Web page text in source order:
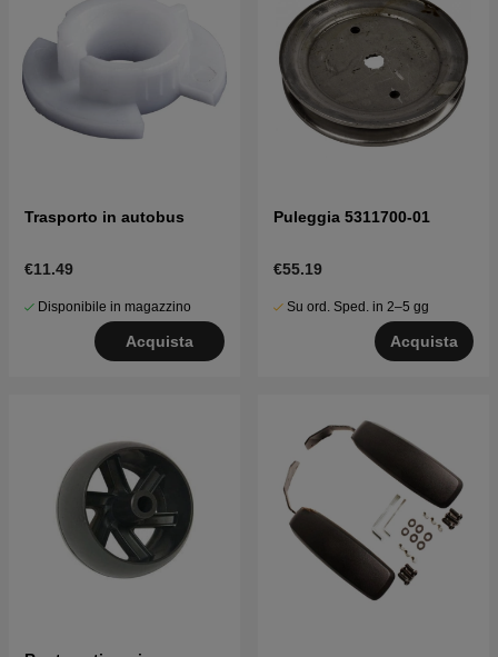
Trasporto in autobus
€11.49
Disponibile in magazzino
Acquista
Puleggia 5311700-01
€55.19
Su ord. Sped. in 2–5 gg
Acquista